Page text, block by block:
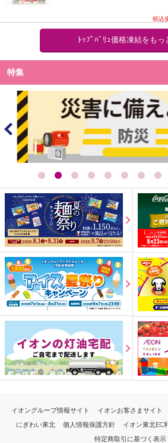
税込
ﾄｯﾌﾟﾊﾞﾘｭ価格凍結をもっ
特集
イオングループ情報サイト イオンお客さまサイト
にぎわい東北
個人情報保護方針 イオン東北EC
特定商取引に基づく表示